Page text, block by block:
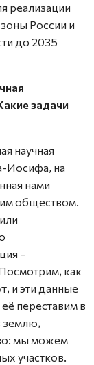
реализации
России и
до 2035
задачи
научная
Иосифа, на
нами
обществом.
–
как
и эти данные
переставим в
землю,
мы можем
участков.